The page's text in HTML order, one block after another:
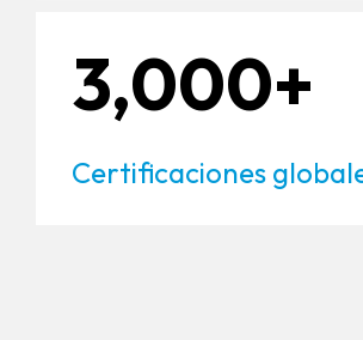
3,000+
Certificaciones